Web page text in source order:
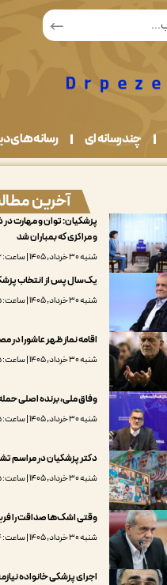
چندرسانه ای رسانه های
آخرین
پزشکیان: توان و مهارت
و مراکزی که بمباران شد
شنبه ۳۰ خرداد, ۱۴۰۵ | ساعت: ۱۳:۲۶
یک‌سال پس از انتخاب
شنبه ۳۰ خرداد, ۱۴۰۵ | ساعت: ۱۳:۲۵
اقامه نماز ظهر عاشورا در
شنبه ۳۰ خرداد, ۱۴۰۵ | ساعت: ۱۳:۲۵
وفاق ملی، ‌برنده اصلی حمله ۱۲ روزه علیه
شنبه ۳۰ خرداد, ۱۴۰۵ | ساعت: ۱۳:۲۵
دکتر پزشکیان در مراسم
شنبه ۳۰ خرداد, ۱۴۰۵ | ساعت: ۱۳:۲۵
وقتی اشک‌ها صداقت را
شنبه ۳۰ خرداد, ۱۴۰۵ | ساعت: ۱۳:۲۴
اجرای پزشکی خانواده